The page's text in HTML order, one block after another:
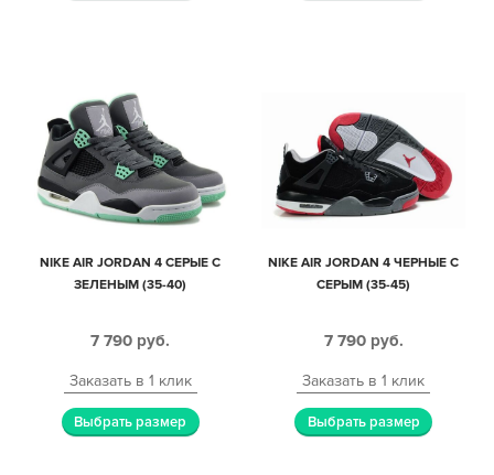
NIKE AIR JORDAN 4 СЕРЫЕ С
ЗЕЛЕНЫМ (35-40)
7 790 руб.
Заказать в 1 клик
Выбрать размер
NIKE AIR JORDAN 4 ЧЕРНЫЕ С
СЕРЫМ (35-45)
7 790 руб.
Заказать в 1 клик
Выбрать размер